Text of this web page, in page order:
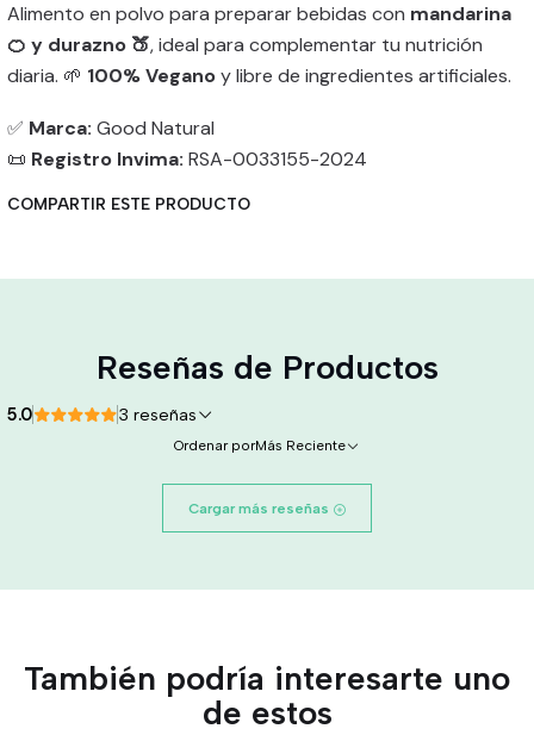
Alimento en polvo para preparar bebidas con mandarina
🍊 y durazno 🍑, ideal para complementar tu nutrición
diaria. 🌱 100% Veganoy libre de ingredientes artificiales.
✅ Marca: Good Natural
📜 Registro Invima: RSA-0033155-2024
COMPARTIR ESTE PRODUCTO
Reseñas de Productos
5.0 3 reseñas
Ordenar porMás Reciente
Cargar más reseñas
También podría interesarte uno
de estos